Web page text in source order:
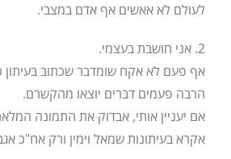
לעולם לא אאשים אף אדם במצבי.
2. אני חושבת בעצמי.
אף פעם לא אקח שומדבר שכתוב בעיתון
הרבה פעמים דברים יוצאו מהקשרם.
אם יעניין אותי, אבדוק את התמונה
אקרא בעיתונות שמאל וימין ורק אח"כ